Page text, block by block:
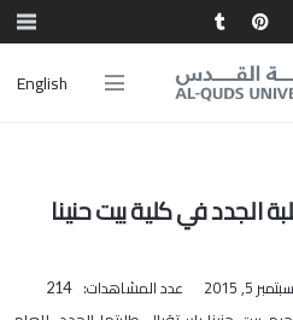
English
الجدد في كلية بيت حنينا
سبتمبر 5, 2015 عدد المشاهدات: 214